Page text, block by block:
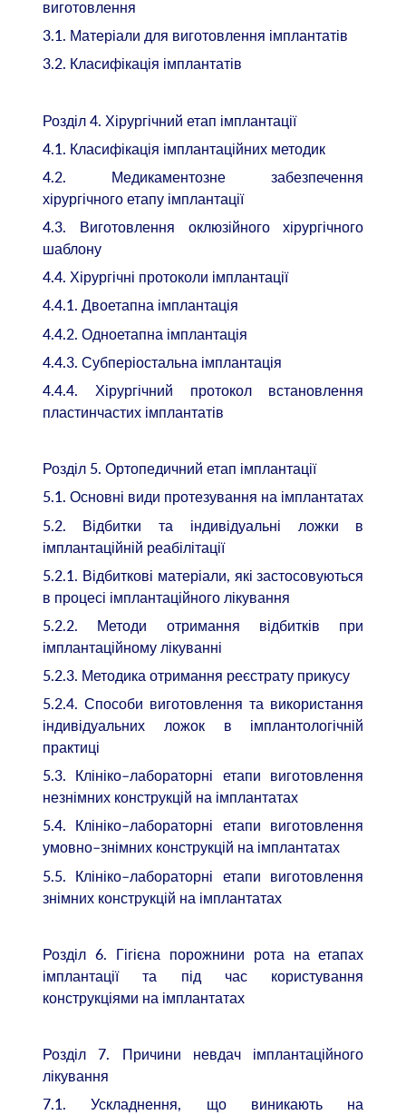
виготовлення
3.1. Матеріали для виготовлення імплантатів
3.2. Класифікація імплантатів
Розділ 4. Хірургічний етап імплантації
4.1. Класифікація імплантаційних методик
4.2. Медикаментозне забезпечення
хірургічного етапу імплантації
4.3. Виготовлення оклюзійного хірургічного
шаблону
4.4. Хірургічні протоколи імплантації
4.4.1. Двоетапна імплантація
4.4.2. Одноетапна імплантація
4.4.3. Субперіостальна імплантація
4.4.4. Хірургічний протокол встановлення
пластинчастих імплантатів
Розділ 5. Ортопедичний етап імплантації
5.1. Основні види протезування на імплантатах
5.2. Відбитки та індивідуальні ложки в
імплантаційній реабілітації
5.2.1. Відбиткові матеріали, які застосовуються
в процесі імплантаційного лікування
5.2.2. Методи отримання відбитків при
імплантаційному лікуванні
5.2.3. Методика отримання реєстрату прикусу
5.2.4. Способи виготовлення та використання
індивідуальних ложок в імплантологічній
практиці
5.3. Клініко–лабораторні етапи виготовлення
незнімних конструкцій на імплантатах
5.4. Клініко–лабораторні етапи виготовлення
умовно–знімних конструкцій на імплантатах
5.5. Клініко–лабораторні етапи виготовлення
знімних конструкцій на імплантатах
Розділ 6. Гігієна порожнини рота на етапах
імплантації та під час користування
конструкціями на імплантатах
Розділ 7. Причини невдач імплантаційного
лікування
7.1. Ускладнення, що виникають на